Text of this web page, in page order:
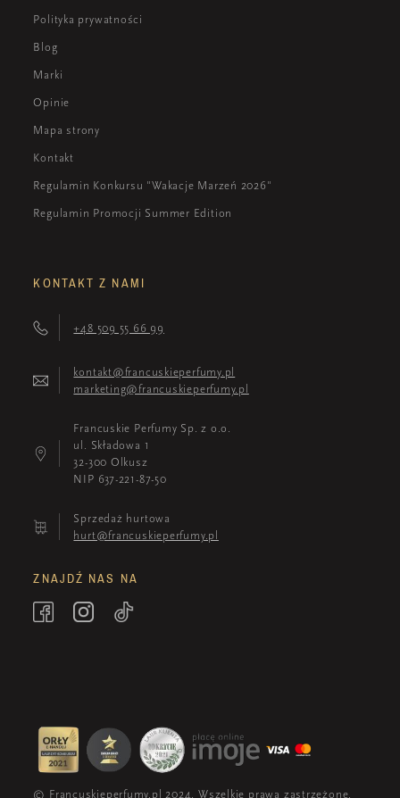
Polityka prywatności
Blog
Marki
Opinie
Mapa strony
Kontakt
Regulamin Konkursu "Wakacje Marzeń 2026"
Regulamin Promocji Summer Edition
KONTAKT Z NAMI
+48 509 55 66 99
kontakt@francuskieperfumy.pl
marketing@francuskieperfumy.pl
Francuskie Perfumy Sp. z o.o.
ul. Składowa 1
32-300 Olkusz
NIP 637-221-87-50
Sprzedaż hurtowa
hurt@francuskieperfumy.pl
ZNAJDŹ NAS NA
© Francuskieperfumy.pl 2024. Wszelkie prawa zastrzeżone.